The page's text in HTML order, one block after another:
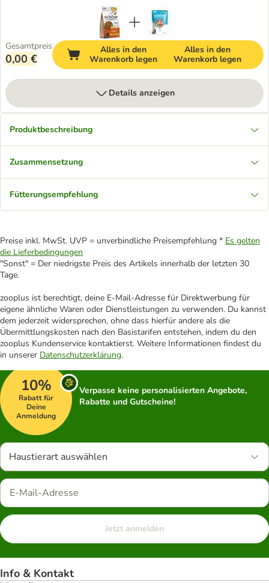
Gesamtpreis
0,00 €
Alles in den
Warenkorb legen
Alles in den
Warenkorb legen
Details anzeigen
Produktbeschreibung
Zusammensetzung
Fütterungsempfehlung
Preise inkl. MwSt. UVP = unverbindliche Preisempfehlung * Es gelten
die Lieferbedingungen
"Sonst" = Der niedrigste Preis des Artikels innerhalb der letzten 30
Tage.
zooplus ist berechtigt, deine E-Mail-Adresse für Direktwerbung für
eigene ähnliche Waren oder Dienstleistungen zu verwenden. Du kannst
dem jederzeit widersprechen, ohne dass hierfür andere als die
Übermittlungskosten nach den Basistarifen entstehen, indem du den
zooplus Kundenservice kontaktierst. Weitere Informationen findest du
in unserer Datenschutzerklärung.
10%
Rabatt für
Deine
Anmeldung
Verpasse keine personalisierten Angebote,
Rabatte und Gutscheine!
Haustierart auswählen
Jetzt anmelden
Info & Kontakt